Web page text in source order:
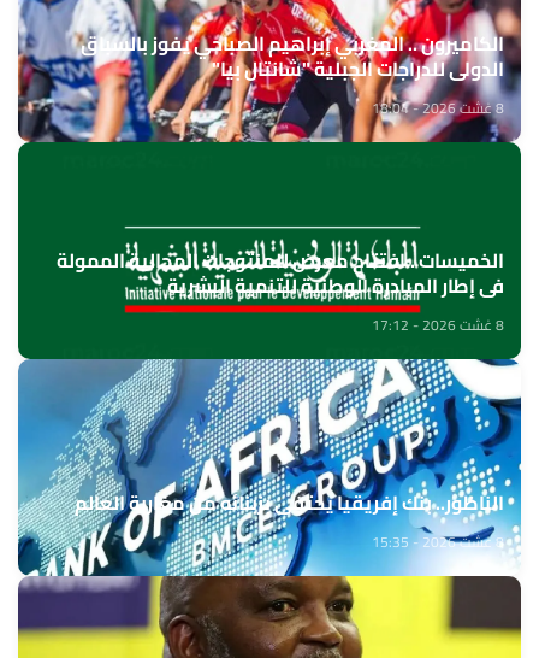
الكاميرون .. المغربي إبراهيم الصباحي يفوز بالسباق
الدولي للدراجات الجبلية "شانتال بيا"
8 غشت 2026 - 18:04
الخميسات ..افتتاح معرض للمنتوجات المجالية الممولة
في إطار المبادرة الوطنية للتنمية البشرية
8 غشت 2026 - 17:12
الناظور.. بنك إفريقيا يحتفي بزبنائه من مغاربة العالم
8 غشت 2026 - 15:35